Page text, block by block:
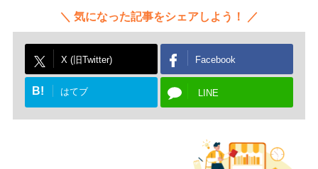
気になった記事をシェアしよう！
X (旧Twitter) Facebook
B! はてブ LINE